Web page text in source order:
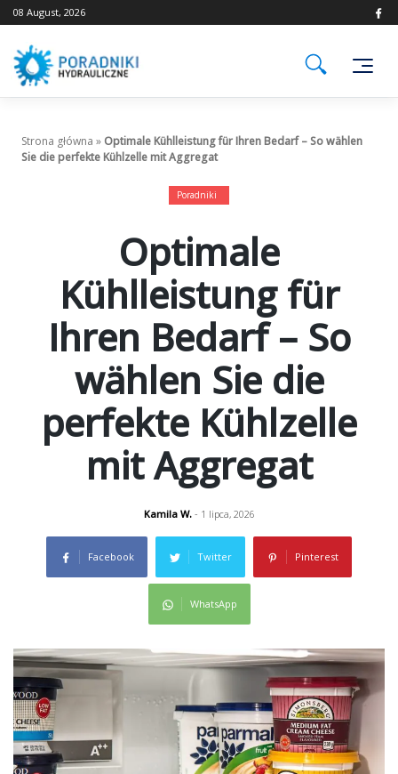
Skip
to
08 August, 2026
Strona główna » Optimale Kühlleistung für Ihren Bedarf – So wählen
Sie die perfekte Kühlzelle mit Aggregat
Poradniki
Optimale
Kühlleistung für
Ihren Bedarf – So
wählen Sie die
perfekte Kühlzelle
mit Aggregat
Kamila W.- 1 lipca, 2026
Facebook Twitter Pinterest
WhatsApp